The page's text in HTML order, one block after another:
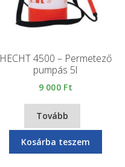
HECHT 4500 – Permetező
pumpás 5l
9 000 Ft
Tovább
Kosárba teszem